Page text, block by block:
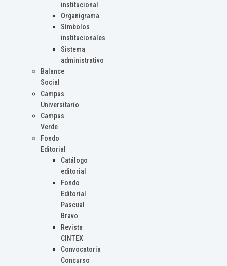
institucional
Organigrama
Símbolos
institucionales
Sistema
administrativo
Balance
Social
Campus
Universitario
Campus
Verde
Fondo
Editorial
Catálogo
editorial
Fondo
Editorial
Pascual
Bravo
Revista
CINTEX
Convocatoria
Concurso